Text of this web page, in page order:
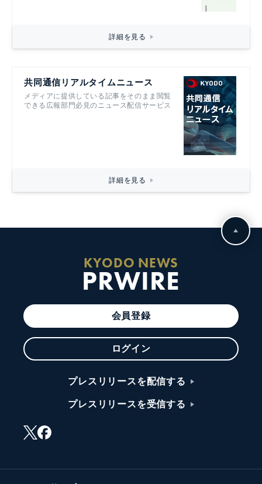
詳細を見る
共同通信リアルタイムニュース
メディアに提供している記事をそのまま閲覧
できる広報部門必見のニュース配信サービス
詳細を見る
KYODO NEWS
PRWIRE
会員登録
ログイン
プレスリリースを配信する
プレスリリースを受信する